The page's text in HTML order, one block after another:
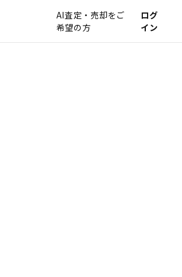
AI査定・売却をご
希望の方
ログ
イン